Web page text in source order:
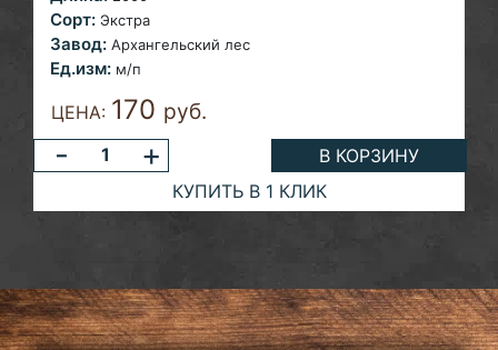
Сорт: Экстра
Завод: Архангельский лес
Ед.изм: м/п
ЦЕНА: 170 руб.
- +
В КОРЗИНУ
КУПИТЬ В 1 КЛИК